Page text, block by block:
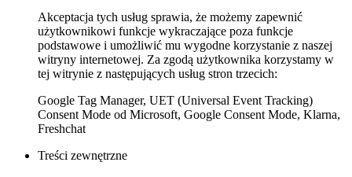
Akceptacja tych usług sprawia, że możemy zapewnić
użytkownikowi funkcje wykraczające poza funkcje
podstawowe i umożliwić mu wygodne korzystanie z naszej
witryny internetowej. Za zgodą użytkownika korzystamy w
tej witrynie z następujących usług stron trzecich:
Google Tag Manager, UET (Universal Event Tracking)
Consent Mode od Microsoft, Google Consent Mode, Klarna,
Freshchat
Treści zewnętrzne